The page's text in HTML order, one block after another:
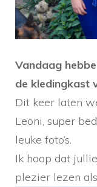
Vandaag
de kledingkast
Dit keer laten
Leoni, super
leuke foto’s.
Ik hoop dat
plezier lezen